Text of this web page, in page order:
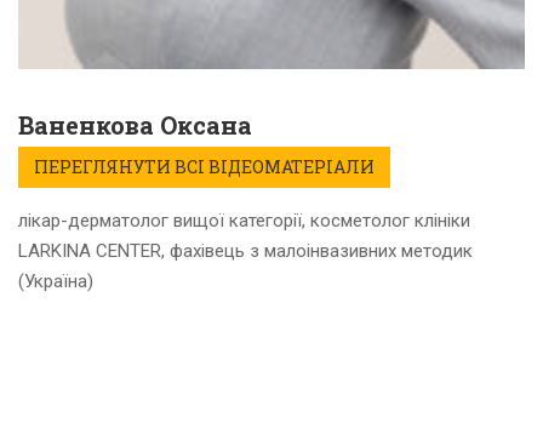
Ваненкова Оксана
ПЕРЕГЛЯНУТИ ВСІ ВІДЕОМАТЕРІАЛИ
лікар-дерматолог вищої категорії, косметолог клініки
LARKINA CENTER, фахівець з малоінвазивних методик
(Україна)